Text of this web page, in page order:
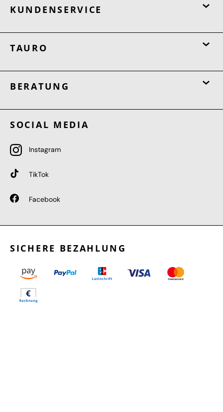
KUNDENSERVICE
TAURO
BERATUNG
SOCIAL MEDIA
Instagram
TikTok
Facebook
SICHERE BEZAHLUNG